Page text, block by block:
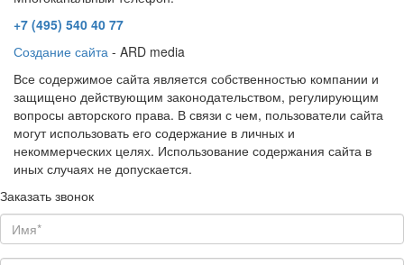
+7 (495) 540 40 77
Создание сайта - ARD media
Все содержимое сайта является собственностью компании и
защищено действующим законодательством, регулирующим
вопросы авторского права. В связи с чем, пользователи сайта
могут использовать его содержание в личных и
некоммерческих целях. Использование содержания сайта в
иных случаях не допускается.
Заказать звонок